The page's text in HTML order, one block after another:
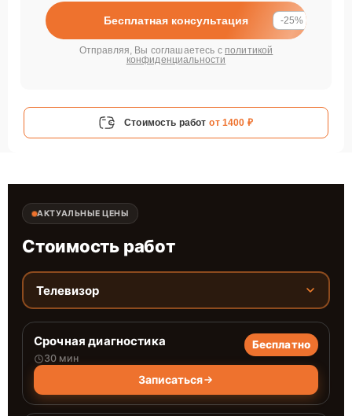
Бесплатная консультация -25%
Отправляя, Вы соглашаетесь с политикой
конфиденциальности
Стоимость работ от 1400 ₽
АКТУАЛЬНЫЕ ЦЕНЫ
Стоимость работ
Телевизор
Срочная диагностика
30 мин
Бесплатно
Записаться